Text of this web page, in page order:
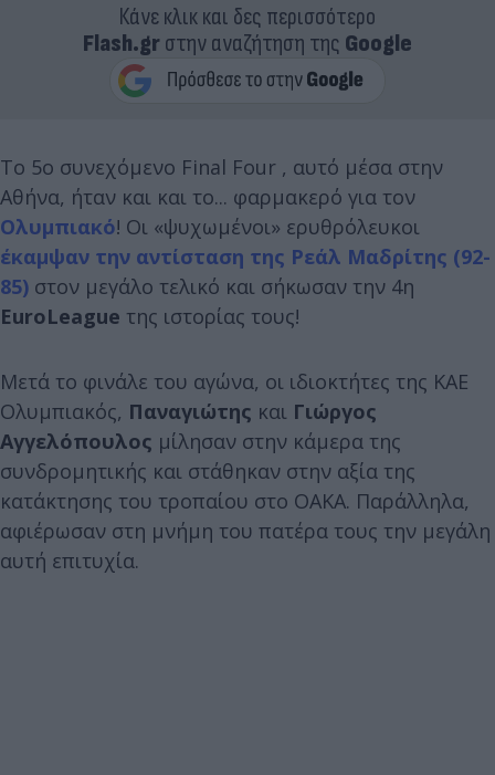
Κάνε κλικ και δες περισσότερο
Flash.grστην αναζήτηση της Google
Το 5ο συνεχόμενο Final Four , αυτό μέσα στην
Αθήνα, ήταν και και το... φαρμακερό για τον
Ολυμπιακό! Οι «ψυχωμένοι» ερυθρόλευκοι
έκαμψαν την αντίσταση της Ρεάλ Μαδρίτης (92-
85) στον μεγάλο τελικό και σήκωσαν την 4η
EuroLeague της ιστορίας τους!
Μετά το φινάλε του αγώνα, οι ιδιοκτήτες της ΚΑΕ
Ολυμπιακός, Παναγιώτης και Γιώργος
Αγγελόπουλος μίλησαν στην κάμερα της
συνδρομητικής και στάθηκαν στην αξία της
κατάκτησης του τροπαίου στο ΟΑΚΑ. Παράλληλα,
αφιέρωσαν στη μνήμη του πατέρα τους την μεγάλη
αυτή επιτυχία.